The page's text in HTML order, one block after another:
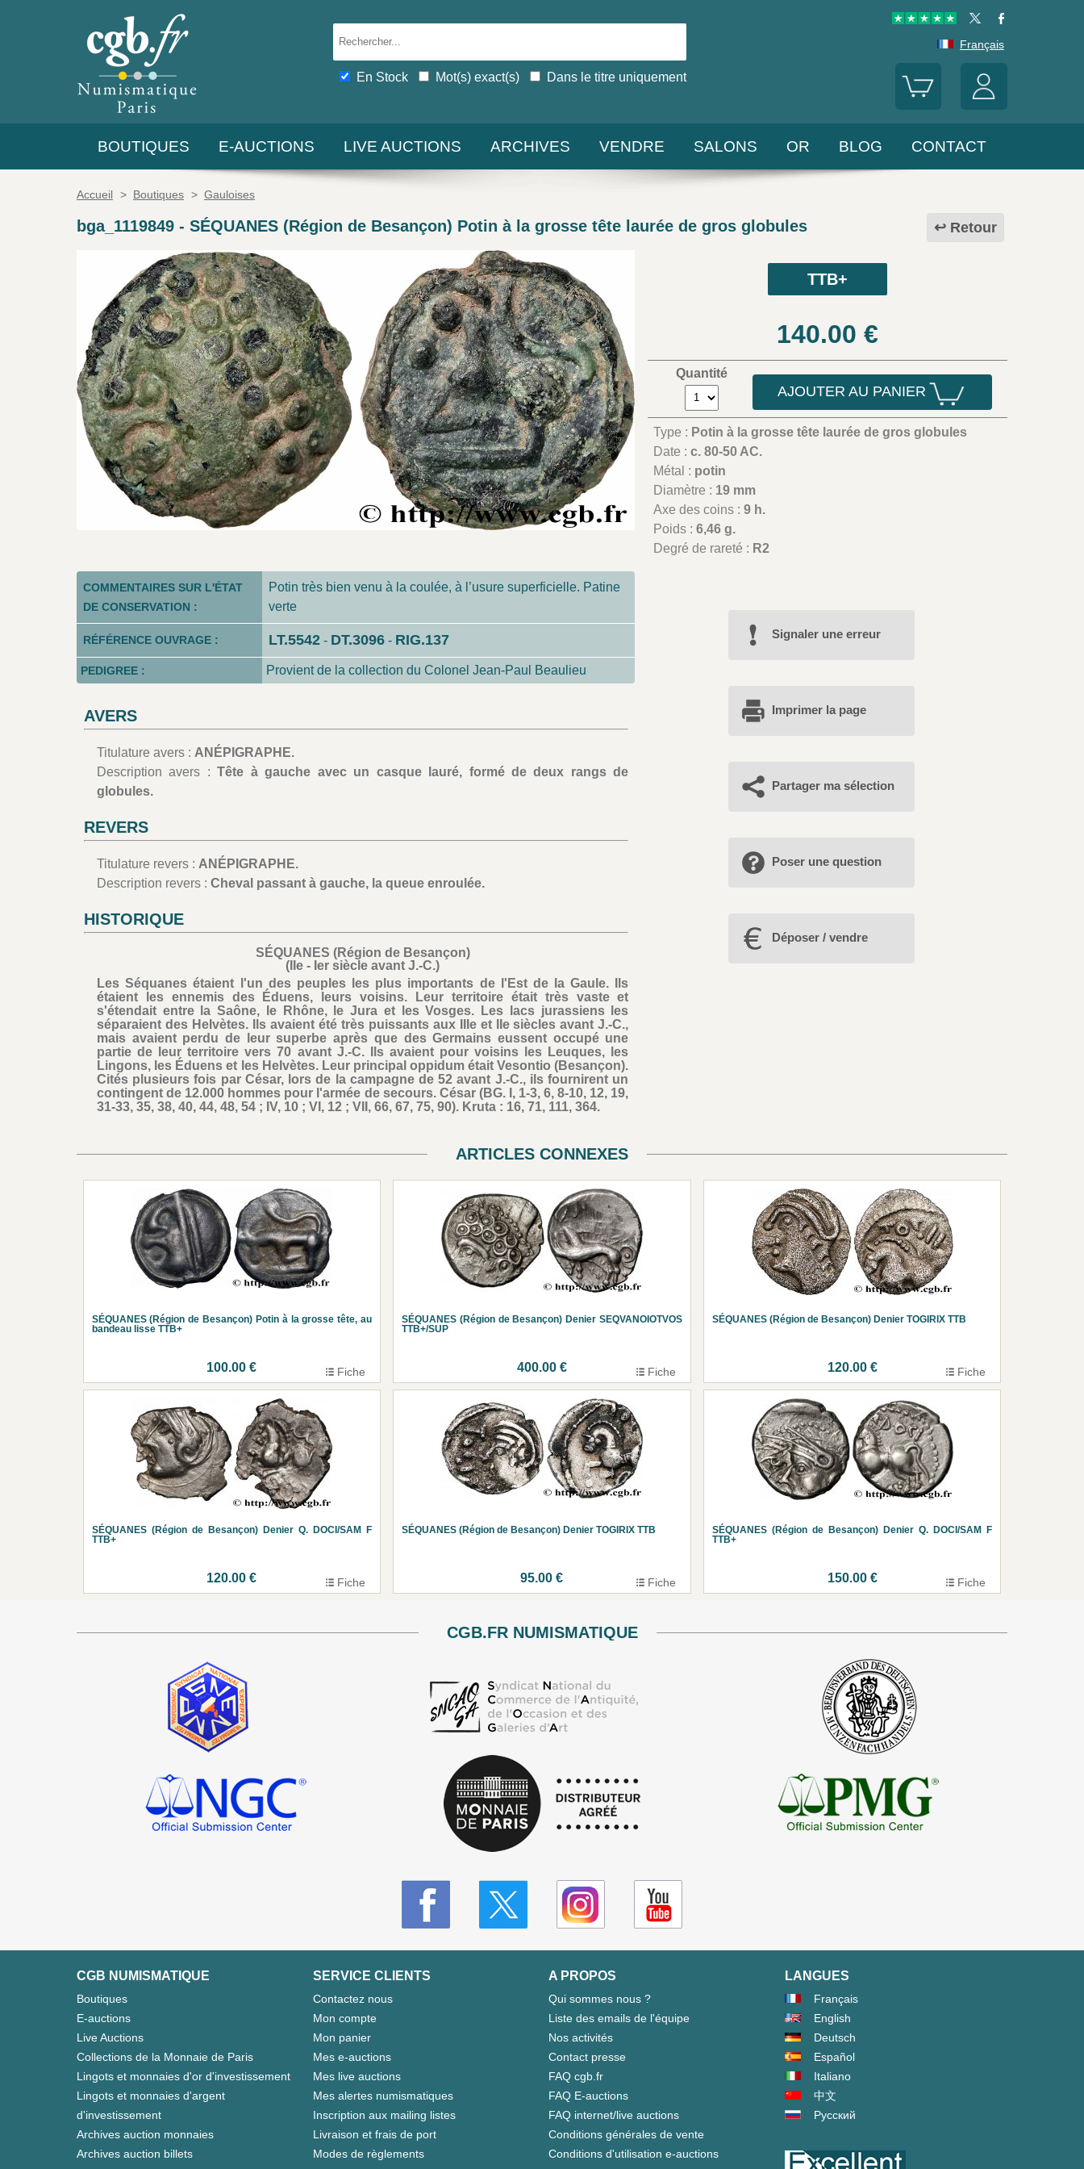
En Stock Mot(s) exact(s) Dans le titre uniquement
Français
BOUTIQUES E-AUCTIONS LIVE AUCTIONS ARCHIVES VENDRE SALONS OR BLOG CONTACT
Accueil > Boutiques > Gauloises
Retour
bga_1119849 - SÉQUANES (Région de Besançon) Potin à la grosse tête laurée de gros globules
TTB+
140.00 €
Quantité
AJOUTER AU PANIER
Type : Potin à la grosse tête laurée de gros globules
Date :c. 80-50 AC.
Métal : potin
Diamètre : 19 mm
Axe des coins :9 h.
Poids :6,46 g.
Degré de rareté : R2
COMMENTAIRES SUR L'ÉTAT
DE CONSERVATION :
Potin très bien venu à la coulée, à l’usure superficielle. Patine
verte
RÉFÉRENCE OUVRAGE : LT.5542 - DT.3096 - RIG.137
PEDIGREE : Provient de la collection du Colonel Jean-Paul Beaulieu
AVERS
Titulature avers : ANÉPIGRAPHE.
Description avers :Tête à gauche avec un casque lauré, formé de deux rangs de
globules.
REVERS
Titulature revers : ANÉPIGRAPHE.
Description revers : Cheval passant à gauche, la queue enroulée.
HISTORIQUE
SÉQUANES (Région de Besançon)
(IIe - Ier siècle avant J.-C.)
Les Séquanes étaient l'un des peuples les plus importants de l'Est de la Gaule. Ils
étaient les ennemis des Éduens, leurs voisins. Leur territoire était très vaste et
s'étendait entre la Saône, le Rhône, le Jura et les Vosges. Les lacs jurassiens les
séparaient des Helvètes. Ils avaient été très puissants aux IIIe et IIe siècles avant J.-C.,
mais avaient perdu de leur superbe après que des Germains eussent occupé une
partie de leur territoire vers 70 avant J.-C. Ils avaient pour voisins les Leuques, les
Lingons, les Éduens et les Helvètes. Leur principal oppidum était Vesontio (Besançon).
Cités plusieurs fois par César, lors de la campagne de 52 avant J.-C., ils fournirent un
contingent de 12.000 hommes pour l'armée de secours. César (BG. I, 1-3, 6, 8-10, 12, 19,
31-33, 35, 38, 40, 44, 48, 54 ; IV, 10 ; VI, 12 ; VII, 66, 67, 75, 90). Kruta : 16, 71, 111, 364.
Signaler une erreur
Imprimer la page
Partager ma sélection
Poser une question
Déposer / vendre
ARTICLES CONNEXES
SÉQUANES (Région de Besançon) Potin à la grosse tête, au
bandeau lisse TTB+
100.00 € Fiche
SÉQUANES (Région de Besançon) Denier SEQVANOIOTVOS
TTB+/SUP
400.00 € Fiche
SÉQUANES (Région de Besançon) Denier TOGIRIX TTB
120.00 € Fiche
SÉQUANES (Région de Besançon) Denier Q. DOCI/SAM F
TTB+
120.00 € Fiche
SÉQUANES (Région de Besançon) Denier TOGIRIX TTB
95.00 € Fiche
SÉQUANES (Région de Besançon) Denier Q. DOCI/SAM F
TTB+
150.00 € Fiche
CGB.FR NUMISMATIQUE
CGB NUMISMATIQUE
Boutiques
E-auctions
Live Auctions
Collections de la Monnaie de Paris
Lingots et monnaies d'or d'investissement
Lingots et monnaies d'argent
d'investissement
Archives auction monnaies
Archives auction billets
SERVICE CLIENTS
Contactez nous
Mon compte
Mon panier
Mes e-auctions
Mes live auctions
Mes alertes numismatiques
Inscription aux mailing listes
Livraison et frais de port
Modes de règlements
A PROPOS
Qui sommes nous ?
Liste des emails de l'équipe
Nos activités
Contact presse
FAQ cgb.fr
FAQ E-auctions
FAQ internet/live auctions
Conditions générales de vente
Conditions d'utilisation e-auctions
LANGUES
Français
English
Deutsch
Español
Italiano
中文
Русский